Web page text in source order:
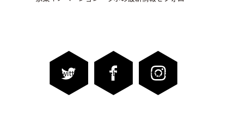
Twitter Facebook Instagram